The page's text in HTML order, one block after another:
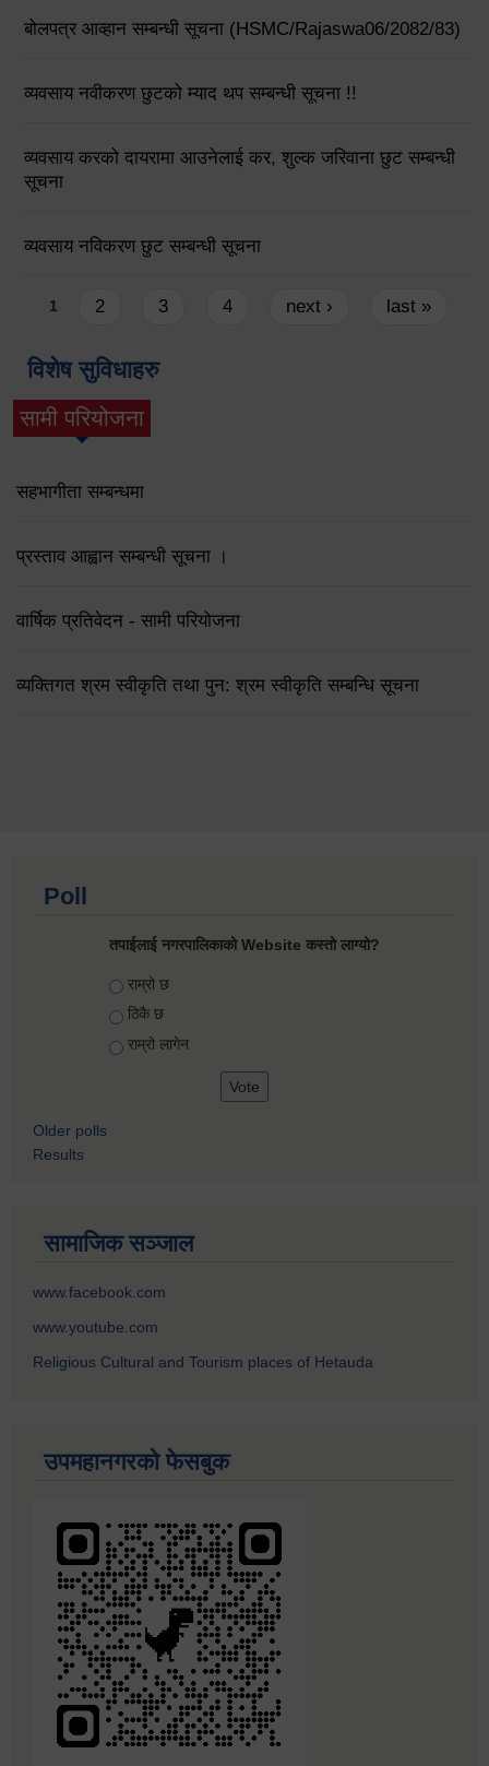
बोलपत्र आव्हान सम्बन्धी सूचना (HSMC/Rajaswa06/2082/83)
व्यवसाय नवीकरण छुटको म्याद थप सम्बन्धी सूचना !!
व्यवसाय करको दायरामा आउनेलाई कर, शुल्क जरिवाना छुट सम्बन्धी
सूचना
व्यवसाय नविकरण छुट सम्बन्धी सूचना
Pages
1 2 3 4 next › last »
विशेष सुविधाहरु
सामी परियोजना
(active tab)
सहभागीता सम्बन्धमा
प्रस्ताव आह्वान सम्बन्धी सूचना ।
वार्षिक प्रतिवेदन - सामी परियोजना
व्यक्तिगत श्रम स्वीकृति तथा पुन: श्रम स्वीकृति सम्बन्धि सूचना
Poll
तपाईलाई नगरपालिकाको Website कस्तो लाग्यो?
Choices
राम्रो छ
ठिकै छ
राम्रो लागेन
Older polls
Results
सामाजिक सञ्जाल
www.facebook.com
www.youtube.com
Religious Cultural and Tourism places of Hetauda
उपमहानगरको फेसबुक